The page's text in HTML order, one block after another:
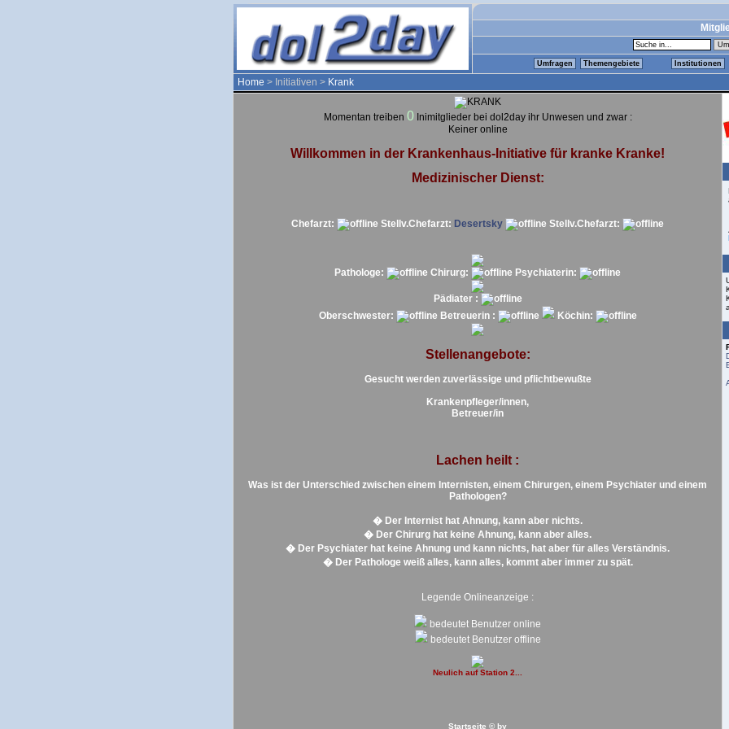
Umfragen Themengebiete Institutionen
Home > Initiativen > Krank
Momentan treiben 0Inimitglieder bei dol2day ihr Unwesen und zwar :
Keiner online
Willkommen in der Krankenhaus-Initiative für kranke Kranke!
Medizinischer Dienst:
Chefarzt: Stellv.Chefarzt: Desertsky Stellv.Chefarzt:
Pathologe: Chirurg: Psychiaterin:
Pädiater :
Oberschwester:
Betreuerin : Köchin:
Stellenangebote:
Gesucht werden zuverlässige und pflichtbewußte
Krankenpfleger/innen,
Betreuer/in
Lachen heilt :
Was ist der Unterschied zwischen einem Internisten, einem Chirurgen, einem Psychiater und einem
Pathologen?
� Der Internist hat Ahnung, kann aber nichts.
� Der Chirurg hat keine Ahnung, kann aber alles.
� Der Psychiater hat keine Ahnung und kann nichts, hat aber für alles Verständnis.
� Der Pathologe weiß alles, kann alles, kommt aber immer zu spät.
Legende Onlineanzeige :
bedeutet Benutzer online
bedeutet Benutzer offline
Neulich auf Station 2...
Startseite © by